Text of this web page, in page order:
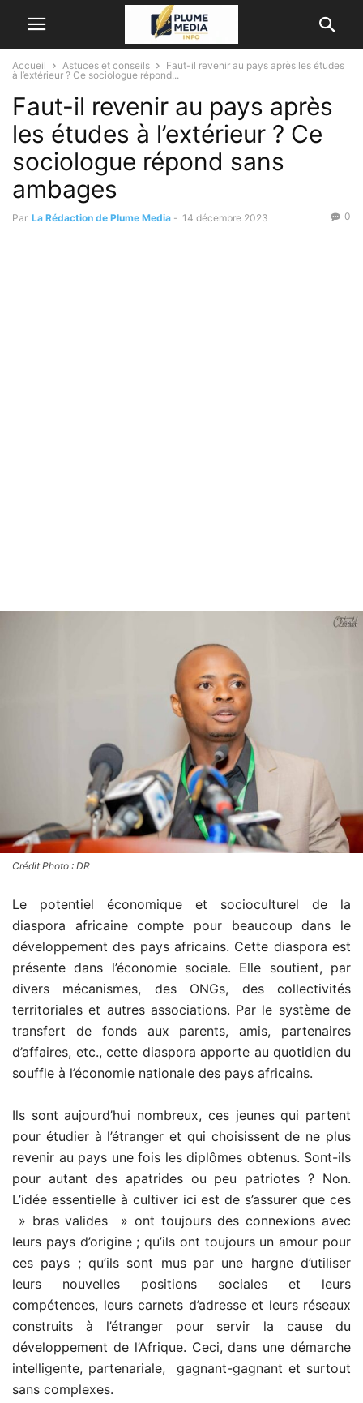
Accueil Astuces et conseils
Faut-il revenir au pays après les études
à l’extérieur ? Ce sociologue répond...
Faut-il revenir au pays après
les études à l’extérieur ? Ce
sociologue répond sans
ambages
Par La Rédaction de Plume Media - 14 décembre 2023 0
Crédit Photo : DR
Le potentiel économique et socioculturel de la
diaspora africaine compte pour beaucoup dans le
développement des pays africains. Cette diaspora est
présente dans l’économie sociale. Elle soutient, par
divers mécanismes, des ONGs, des collectivités
territoriales et autres associations. Par le système de
transfert de fonds aux parents, amis, partenaires
d’affaires, etc., cette diaspora apporte au quotidien du
souffle à l’économie nationale des pays africains.
Ils sont aujourd’hui nombreux, ces jeunes qui partent
pour étudier à l’étranger et qui choisissent de ne plus
revenir au pays une fois les diplômes obtenus. Sont-ils
pour autant des apatrides ou peu patriotes ? Non.
L’idée essentielle à cultiver ici est de s’assurer que ces
» bras valides » ont toujours des connexions avec
leurs pays d’origine ; qu’ils ont toujours un amour pour
ces pays ; qu’ils sont mus par une hargne d’utiliser
leurs nouvelles positions sociales et leurs
compétences, leurs carnets d’adresse et leurs réseaux
construits à l’étranger pour servir la cause du
développement de l’Afrique. Ceci, dans une démarche
intelligente, partenariale, gagnant-gagnant et surtout
sans complexes.